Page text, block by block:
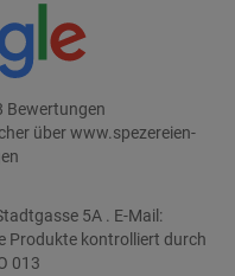
Bewertungen
über www.spezereien-
5A . E-Mail:
Produkte kontrolliert durch
013